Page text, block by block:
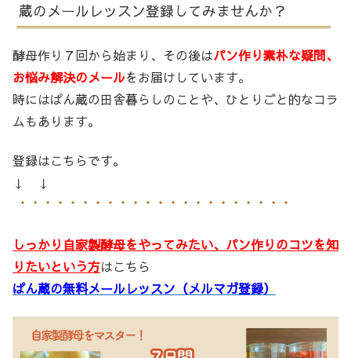
蔵のメールレッスン登録してみませんか？
酵母作り７回から始まり、その後はパン作り素朴な疑問、
お悩み解決のメールをお届けしています。
時にはぱん蔵の田舎暮らしのことや、ひとりごと的なコラ
ムもあります。
登録はこちらです。
↓ ↓
しっかり自家製酵母をやってみたい、パン作りのコツを知
りたいという方はこちら
ぱん蔵の無料メールレッスン（メルマガ登録）